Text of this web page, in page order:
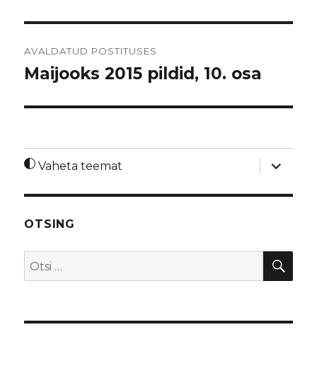
AVALDATUD POSTITUSES
Maijooks 2015 pildid, 10. osa
Vaheta teemat
laienda
OTSING
Otsi: